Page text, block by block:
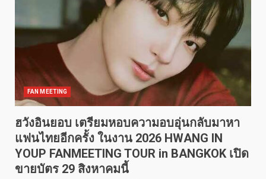
FAN MEETING
ฮวังอินยอบ เตรียมหอบความอบอุ่นกลับมาหา
แฟนไทยอีกครั้ง ในงาน 2026 HWANG IN
YOUP FANMEETING TOUR in BANGKOK เปิด
ขายบัตร 29 สิงหาคมนี้